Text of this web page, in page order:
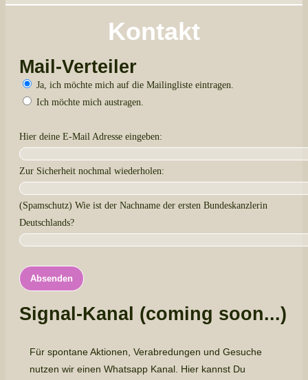
Kontakt
Mail-Verteiler
Ja, ich möchte mich auf die Mailingliste eintragen.
Ich möchte mich austragen.
Hier deine E-Mail Adresse eingeben:
Zur Sicherheit nochmal wiederholen:
(Spamschutz) Wie ist der Nachname der ersten Bundeskanzlerin
Deutschlands?
Signal-Kanal (coming soon...)
Für spontane Aktionen, Verabredungen und Gesuche
nutzen wir einen Whatsapp Kanal. Hier kannst Du